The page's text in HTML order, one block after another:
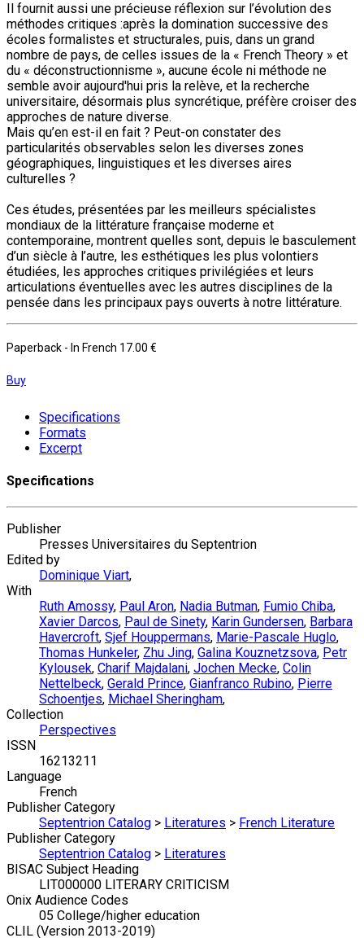
Il fournit aussi une précieuse réflexion sur l’évolution des
méthodes critiques :après la domination successive des
écoles formalistes et structurales, puis, dans un grand
nombre de pays, de celles issues de la « French Theory » et
du « déconstructionnisme », aucune école ni méthode ne
semble avoir aujourd'hui pris la relève, et la recherche
universitaire, désormais plus syncrétique, préfère croiser des
approches de nature diverse.
Mais qu’en est-il en fait ? Peut-on constater des
particularités observables selon les diverses zones
géographiques, linguistiques et les diverses aires
culturelles ?
Ces études, présentées par les meilleurs spécialistes
mondiaux de la littérature française moderne et
contemporaine, montrent quelles sont, depuis le basculement
d’un siècle à l’autre, les esthétiques les plus volontiers
étudiées, les approches critiques privilégiées et leurs
articulations éventuelles avec les autres disciplines de la
pensée dans les principaux pays ouverts à notre littérature.
Paperback - In French 17.00 €
Buy
Specifications
Formats
Excerpt
Specifications
Publisher
Presses Universitaires du Septentrion
Edited by
Dominique Viart,
With
Ruth Amossy, Paul Aron, Nadia Butman, Fumio Chiba,
Xavier Darcos, Paul de Sinety, Karin Gundersen, Barbara
Havercroft, Sjef Houppermans, Marie-Pascale Huglo,
Thomas Hunkeler, Zhu Jing, Galina Kouznetzsova, Petr
Kylousek, Charif Majdalani, Jochen Mecke, Colin
Nettelbeck, Gerald Prince, Gianfranco Rubino, Pierre
Schoentjes, Michael Sheringham,
Collection
Perspectives
ISSN
16213211
Language
French
Publisher Category
Septentrion Catalog > Literatures > French Literature
Publisher Category
Septentrion Catalog > Literatures
BISAC Subject Heading
LIT000000 LITERARY CRITICISM
Onix Audience Codes
05 College/higher education
CLIL (Version 2013-2019)